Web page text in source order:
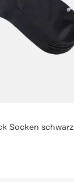
Socken schwarz